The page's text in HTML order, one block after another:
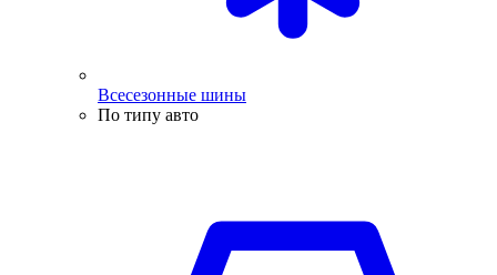
Всесезонные шины
По типу авто